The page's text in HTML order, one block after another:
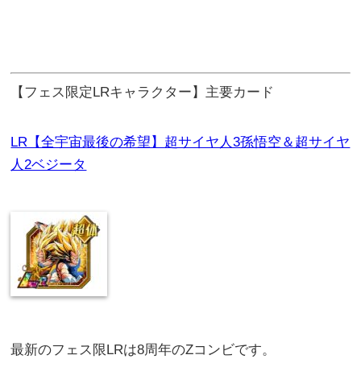
【フェス限定LRキャラクター】主要カード
LR【全宇宙最後の希望】超サイヤ人3孫悟空＆超サイヤ
人2ベジータ
最新のフェス限LRは8周年のZコンビです。